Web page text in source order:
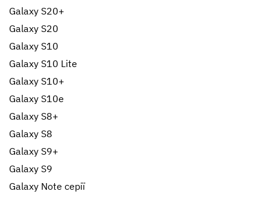
Galaxy S20+
Galaxy S20
Galaxy S10
Galaxy S10 Lite
Galaxy S10+
Galaxy S10e
Galaxy S8+
Galaxy S8
Galaxy S9+
Galaxy S9
Galaxy Note серії